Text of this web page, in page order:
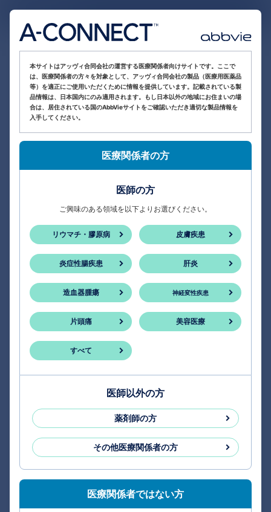
本サイトはアッヴィ合同会社の運営する医療関係者向けサイトです。ここで
は、医療関係者の方々を対象として、アッヴィ合同会社の製品（医療用医薬品
等）を適正にご使用いただくために情報を提供しています。記載されている製
品情報は、日本国内にのみ適用されます。もし日本以外の地域にお住まいの場
合は、居住されている国のAbbVieサイトをご確認いただき適切な製品情報を
入手してください。
医療関係者の方
医師の方
ご興味のある領域を以下よりお選びください。
リウマチ・膠原病 皮膚疾患
炎症性腸疾患 肝炎
造血器腫瘍 神経変性疾患
片頭痛 美容医療
すべて
医師以外の方
薬剤師の方
その他医療関係者の方
医療関係者ではない方